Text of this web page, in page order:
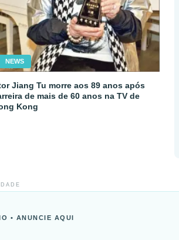
NEWS
Jiang Tu morre aos 89 anos após
de mais de 60 anos na TV de
Kong
• ANUNCIE AQUI